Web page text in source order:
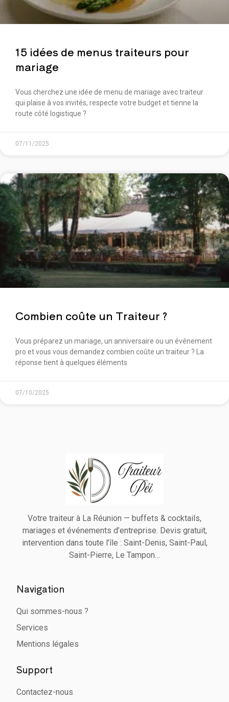
15 idées de menus traiteurs​ pour
mariage
Vous cherchez une idée de menu de mariage avec traiteur
qui plaise à vos invités, respecte votre budget et tienne la
route côté logistique ?
07/11/2025
Combien coûte un Traiteur ?
Vous préparez un mariage, un anniversaire ou un événement
pro et vous vous demandez combien coûte un traiteur ? La
réponse tient à quelques éléments
07/10/2025
Votre traiteur à La Réunion — buffets & cocktails,
mariages et événements d’entreprise. Devis gratuit,
intervention dans toute l’île : Saint-Denis, Saint-Paul,
Saint-Pierre, Le Tampon…
Navigation
Qui sommes-nous ?
Services
Mentions légales
Support
Contactez-nous